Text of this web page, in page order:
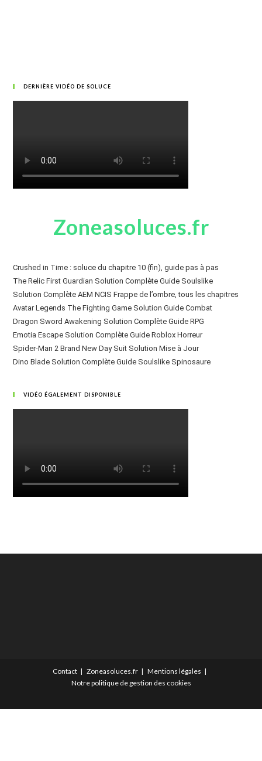
DERNIÈRE VIDÉO DE SOLUCE
Zoneasoluces.fr
Crushed in Time : soluce du chapitre 10 (fin), guide pas à pas
The Relic First Guardian Solution Complète Guide Soulslike
Solution Complète AEM NCIS Frappe de l’ombre, tous les chapitres
Avatar Legends The Fighting Game Solution Guide Combat
Dragon Sword Awakening Solution Complète Guide RPG
Emotia Escape Solution Complète Guide Roblox Horreur
Spider-Man 2 Brand New Day Suit Solution Mise à Jour
Dino Blade Solution Complète Guide Soulslike Spinosaure
VIDÉO ÉGALEMENT DISPONIBLE
Contact Zoneasoluces.fr
Mentions légales
Notre politique de gestion des cookies